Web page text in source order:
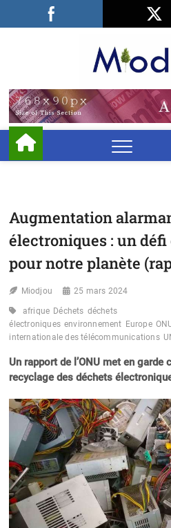
Facebook
LinkedIn
Augmentation
électroniques : un
pour notre planète
Miodjou 25 mars 2024
afrique Déchets déchets
électroniques environnement Europe
internationale des télécommunications
Un rapport de l’ONU met en
recyclage des déchets